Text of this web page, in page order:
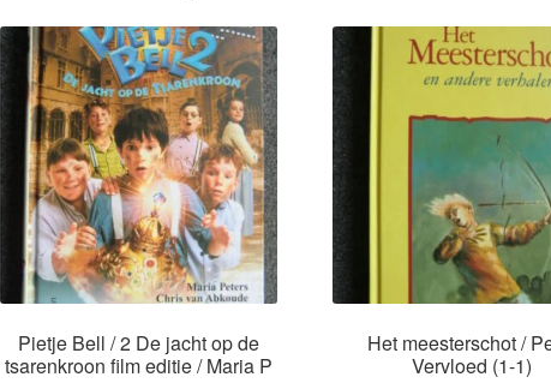
Pietje Bell / 2 De jacht op de
tsarenkroon film editie / Maria P
Het meesterschot /
Vervloed (1-1)